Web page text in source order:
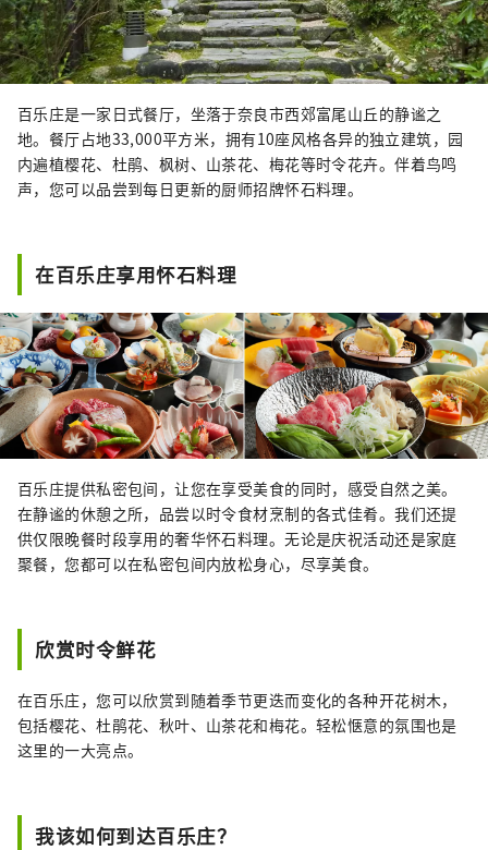
百乐庄是一家日式餐厅，坐落于奈良市西郊富尾山丘的静谧之
地。餐厅占地33,000平方米，拥有10座风格各异的独立建筑，园
内遍植樱花、杜鹃、枫树、山茶花、梅花等时令花卉。伴着鸟鸣
声，您可以品尝到每日更新的厨师招牌怀石料理。
在百乐庄享用怀石料理
百乐庄提供私密包间，让您在享受美食的同时，感受自然之美。
在静谧的休憩之所，品尝以时令食材烹制的各式佳肴。我们还提
供仅限晚餐时段享用的奢华怀石料理。无论是庆祝活动还是家庭
聚餐，您都可以在私密包间内放松身心，尽享美食。
欣赏时令鲜花
在百乐庄，您可以欣赏到随着季节更迭而变化的各种开花树木，
包括樱花、杜鹃花、秋叶、山茶花和梅花。轻松惬意的氛围也是
这里的一大亮点。
我该如何到达百乐庄？